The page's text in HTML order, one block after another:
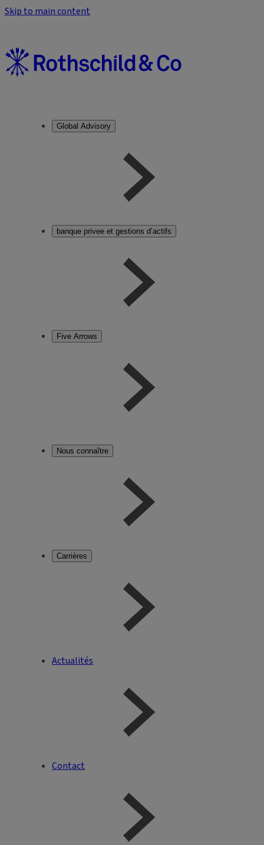
Skip to main content
Global Advisory
banque privee et gestions d’actifs
Five Arrows
Nous connaître
Carrières
Actualités
Contact